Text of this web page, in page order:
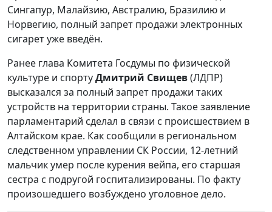
Сингапур, Малайзию, Австралию, Бразилию и
Норвегию, полный запрет продажи электронных
сигарет уже введён.
Ранее глава Комитета Госдумы по физической
культуре и спортуДмитрий Свищев(ЛДПР)
высказался за полный запрет продажи таких
устройств на территории страны. Такое заявление
парламентарий сделал в связи с происшествием в
Алтайском крае. Как сообщили в региональном
следственном управлении СК России, 12-летний
мальчик умер после курения вейпа, его старшая
сестра с подругой госпитализированы. По факту
произошедшего возбуждено уголовное дело.